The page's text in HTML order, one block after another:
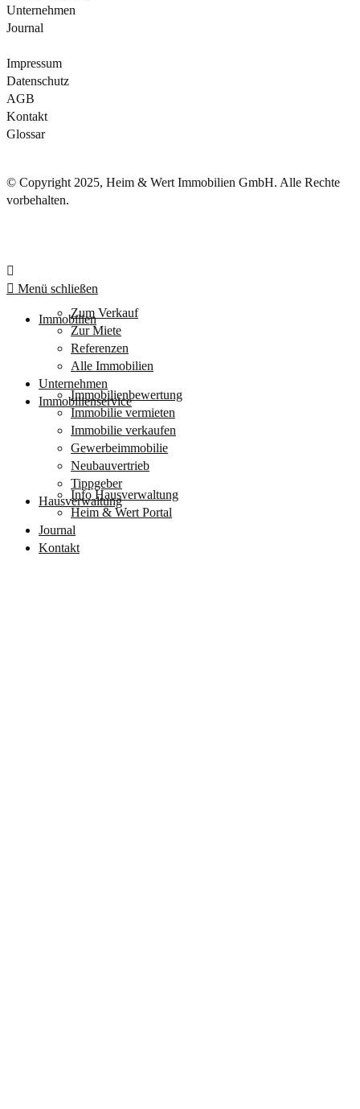
Unternehmen
Journal
Impressum
Datenschutz
AGB
Kontakt
Glossar
© Copyright 2025, Heim & Wert Immobilien GmbH. Alle Rechte
vorbehalten.
Menü schließen
ImmobilienZum Verkauf
Zur Miete
Referenzen
Alle Immobilien
Unternehmen
Immobilienservice
Immobilienbewertung
Immobilie vermieten
Immobilie verkaufen
Gewerbeimmobilie
Neubauvertrieb
Tippgeber
Hausverwaltung
Info Hausverwaltung
Heim & Wert Portal
Journal
Kontakt